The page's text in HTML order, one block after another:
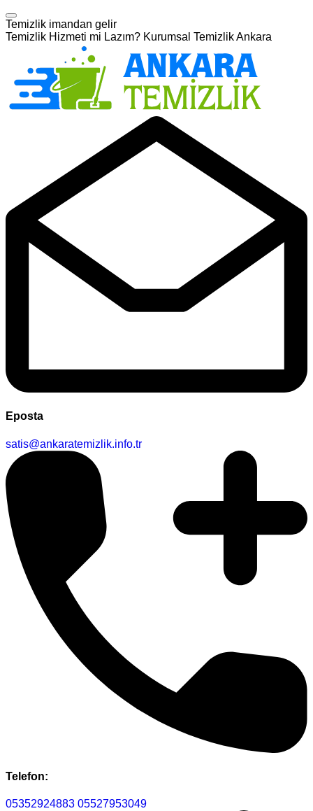
Temizlik imandan gelir
Temizlik Hizmeti mi Lazım? Kurumsal Temizlik Ankara
Eposta
satis@ankaratemizlik.info.tr
Telefon:
05352924883 05527953049